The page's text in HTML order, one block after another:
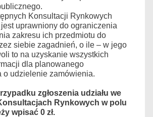
Konsultacji Rynkowych
uprawniony do ograniczenia
zakresu ich przedmiotu do
siebie zagadnień, o ile – w jego
to na uzyskanie wszystkich
dla planowanego
o udzielenie zamówienia.
zgłoszenia udziału we
Rynkowych w polu
wpisać 0 zł.